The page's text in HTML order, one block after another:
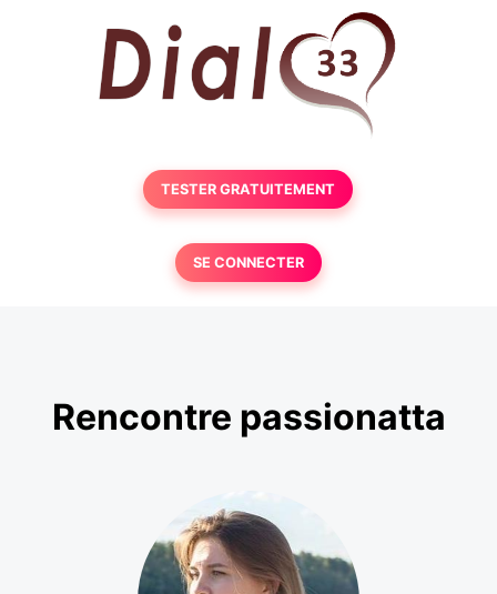
TESTER GRATUITEMENT
SE CONNECTER
Rencontre passionatta